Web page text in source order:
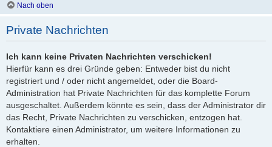
Nach oben
Private Nachrichten
Ich kann keine Privaten Nachrichten verschicken!
Hierfür kann es drei Gründe geben: Entweder bist du nicht
registriert und / oder nicht angemeldet, oder die Board-
Administration hat Private Nachrichten für das komplette Forum
ausgeschaltet. Außerdem könnte es sein, dass der Administrator dir
das Recht, Private Nachrichten zu verschicken, entzogen hat.
Kontaktiere einen Administrator, um weitere Informationen zu
erhalten.